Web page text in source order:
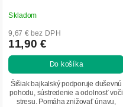
Skladom
9,67 € bez DPH
11,90 €
Do košíka
Šišiak bajkalský podporuje duševnú
pohodu, sústredenie a odolnosť voči
stresu. Pomáha znižovať únavu,